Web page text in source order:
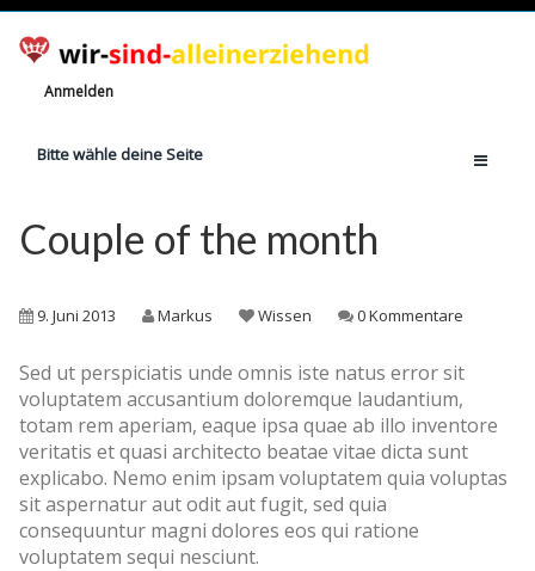
Anmelden
Bitte wähle deine Seite
Jetzt registrieren!
Finanzielle Hilfe
Witze
Wissen
Rechte
Couple of the month
9. Juni 2013 Markus Wissen 0 Kommentare
Sed ut perspiciatis unde omnis iste natus error sit
voluptatem accusantium doloremque laudantium,
totam rem aperiam, eaque ipsa quae ab illo inventore
veritatis et quasi architecto beatae vitae dicta sunt
explicabo. Nemo enim ipsam voluptatem quia voluptas
sit aspernatur aut odit aut fugit, sed quia
consequuntur magni dolores eos qui ratione
voluptatem sequi nesciunt.